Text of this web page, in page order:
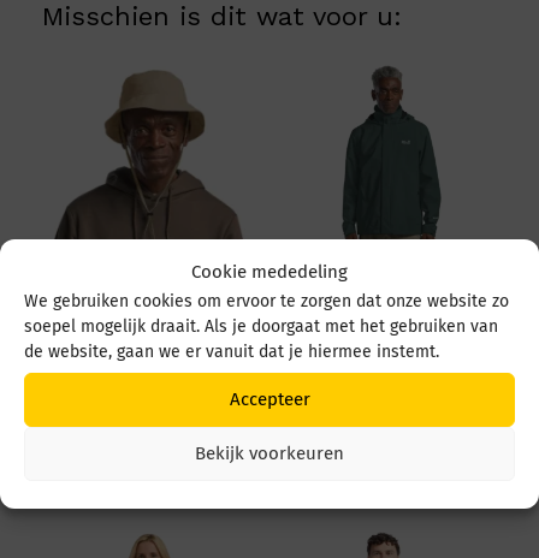
Cookie mededeling
We gebruiken cookies om ervoor te zorgen dat onze website zo
soepel mogelijk draait. Als je doorgaat met het gebruiken van
de website, gaan we er vanuit dat je hiermee instemt.
Accepteer
Bekijk voorkeuren
Misschien is dit wat voor u:
Jack Wolfskin Sun Hat
1903393 A0082 Hazel
29,95
Jack Wolfskin
Trailtime 2L JKT M
63903 E0271 Sago
Palm
€